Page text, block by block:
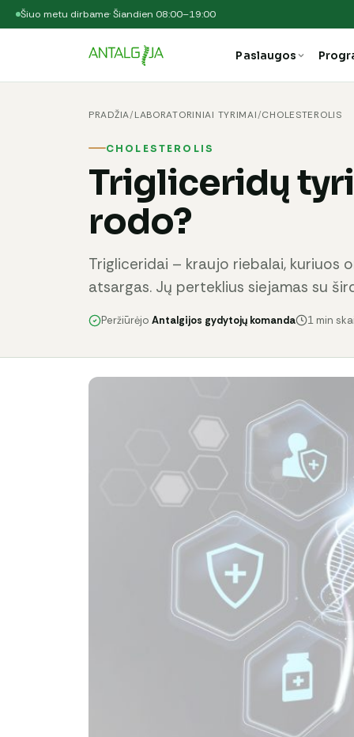
Šiuo metu dirbame· Šiandien 08:00–19:00
Paslaugos
PRADŽIA/LABORATORINIAI TYRIMAI/CHOLESTEROLIS
CHOLESTEROLIS
Trigliceridų
rodo?
Trigliceridai – kraujo riebalai, kuriuos
atsargas. Jų perteklius siejamas su
Peržiūrėjo Antalgijos gydytojų komanda 1 min